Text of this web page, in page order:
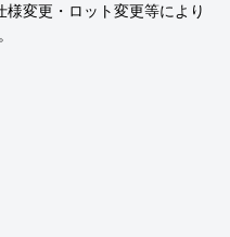
変更・ロット変更等により